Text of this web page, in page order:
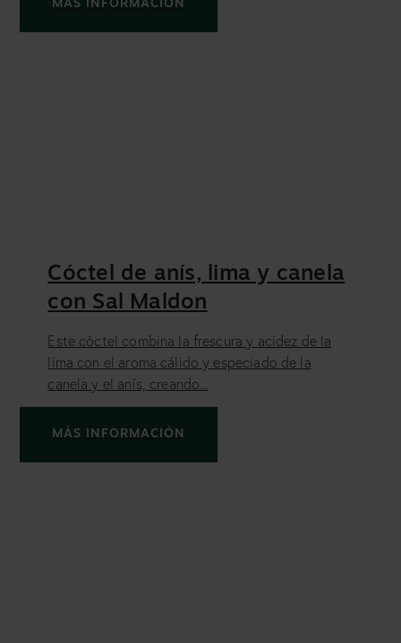
MÁS INFORMACIÓN
Cóctel de anís, lima y canela
con Sal Maldon
Este cóctel combina la frescura y acidez de la
lima con el aroma cálido y especiado de la
canela y el anís, creando...
MÁS INFORMACIÓN